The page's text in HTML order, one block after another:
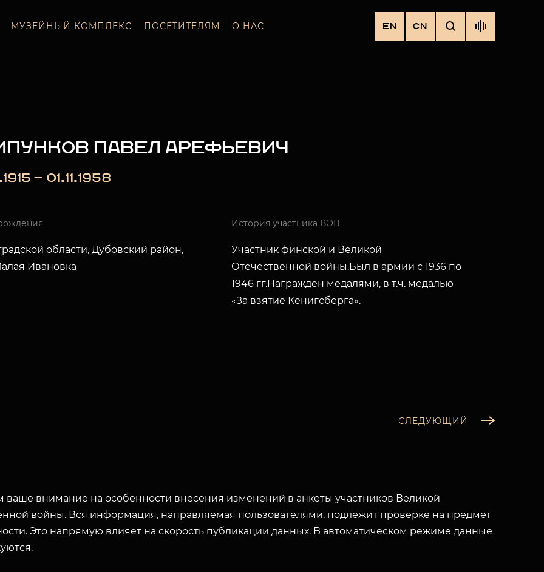
МУЗЕЙНЫЙ КОМПЛЕКС ПОСЕТИТЕЛЯМ О НАС EN CN
ПАВЕЛ АРЕФЬЕВИЧ
— 01.11.1958
области, Дубовский район,
Ивановка
История участника ВОВ
Участник финской и Великой
Отечественной войны.Был в армии с 1936 по
1946 гг.Награжден медалями, в т.ч. медалью
«За взятие Кенигсберга».
СЛЕДУЮЩИЙ
внимание на особенности внесения изменений в анкеты участников Великой
войны. Вся информация, направляемая пользователями, подлежит проверке на предмет
Это напрямую влияет на скорость публикации данных. В автоматическом режиме данные